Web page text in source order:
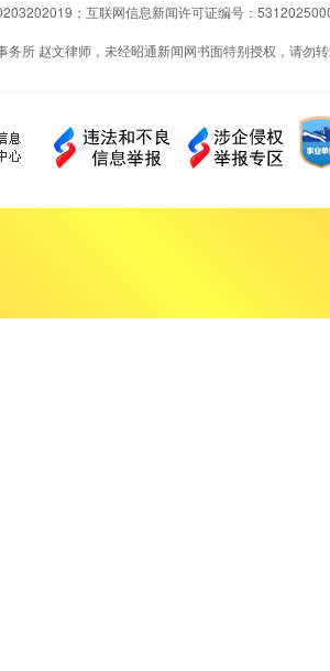
；互联网信息新闻许可证编号：
所 赵文律师，未经昭通新闻网书面特别授权，请勿转